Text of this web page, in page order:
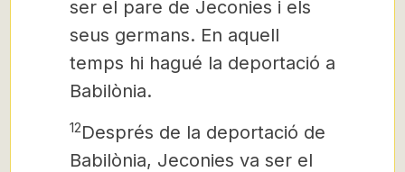
ser el pare de Jeconies i els
seus germans. En aquell
temps hi hagué la deportació a
Babilònia.
12Després de la deportació de
Babilònia, Jeconies va ser el